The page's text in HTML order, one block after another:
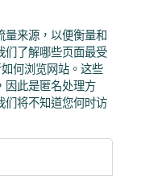
量来源，以便衡量和
们了解哪些页面最受
何浏览网站。这些
因此是匿名处理方
们将不知道您何时访